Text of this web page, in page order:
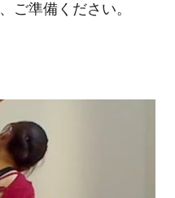
ご準備ください。